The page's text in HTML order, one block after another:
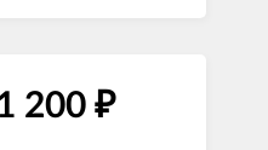
200 ₽